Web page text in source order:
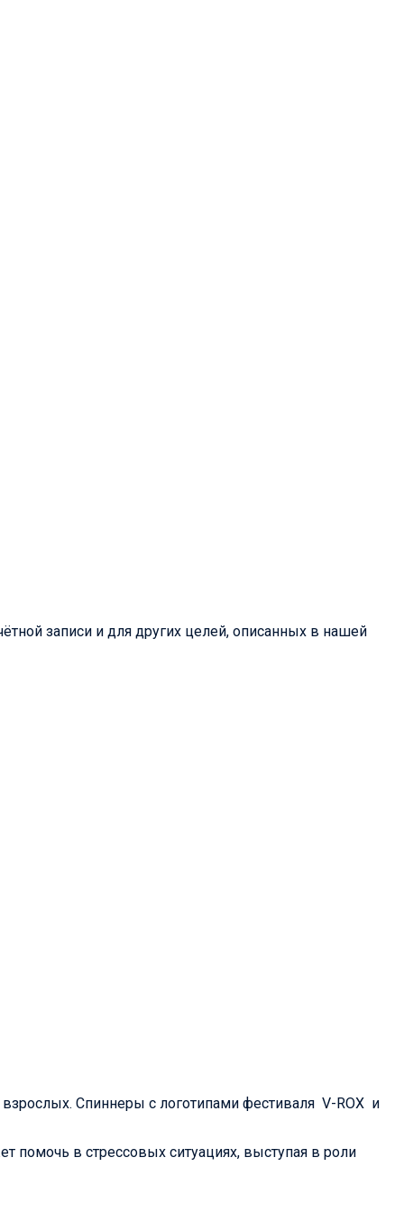
записи и для других целей, описанных в нашей
Спиннеры с логотипами фестиваля V-ROX и
помочь в стрессовых ситуациях, выступая в роли